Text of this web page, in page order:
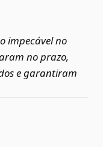
impecável no
no prazo,
e garantiram